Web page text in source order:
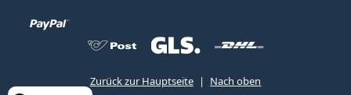
Zurück zur Hauptseite Nach oben